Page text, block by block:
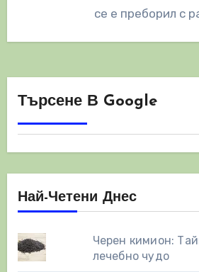
се е преборил с
Търсене В Google
Най-Четени Днес
Черен кимион:
лечебно чудо